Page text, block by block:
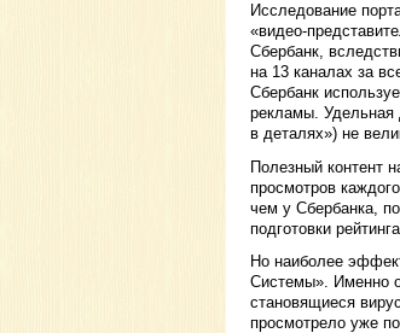
Исследование
«видео-
Сбербанк,
на 13 каналах за
Сбербанк
рекламы. Удельная
в деталях») не
Полезный контент
просмотров
чем у Сбербанка,
подготовки
Но наиболее
Системы». Именно
становящиеся
просмотрело уже